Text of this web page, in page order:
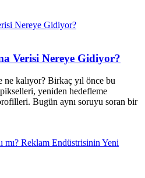
Verisi Nereye Gidiyor?
kalıyor? Birkaç yıl önce bu
yeniden hedefleme
Bugün aynı soruyu soran bir